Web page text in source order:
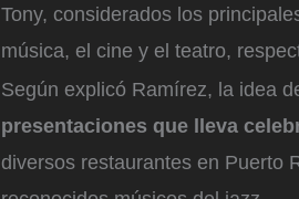
Tony, considerados los
música, el cine y el teatro,
Según explicó Ramírez, la idea
presentaciones que lleva
diversos restaurantes en Puerto